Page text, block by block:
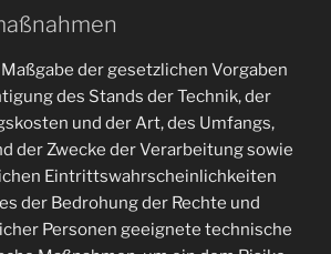
der gesetzlichen Vorgaben
des Stands der Technik, der
und der Art, des Umfangs,
der Zwecke der Verarbeitung sowie
Eintrittswahrscheinlichkeiten
der Bedrohung der Rechte und
Personen geeignete technische